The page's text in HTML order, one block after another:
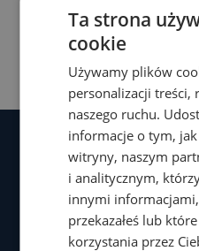
F
a
c
e
b
o
o
k
Li
k
e
dI
n
X
Ta strona
cookie
Używamy plików
personalizacji treści,
naszego ruchu.
informacje o tym,
witryny, naszym
i analitycznym,
innymi
przekazałeś lub
korzystania przez